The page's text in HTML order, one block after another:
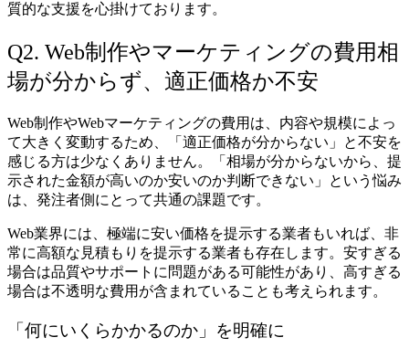
質的な支援を心掛けております。
Q2. Web制作やマーケティングの費用相
場が分からず、適正価格か不安
Web制作やWebマーケティングの費用は、内容や規模によっ
て大きく変動するため、「適正価格が分からない」と不安を
感じる方は少なくありません。「相場が分からないから、提
示された金額が高いのか安いのか判断できない」という悩み
は、発注者側にとって共通の課題です。
Web業界には、極端に安い価格を提示する業者もいれば、非
常に高額な見積もりを提示する業者も存在します。安すぎる
場合は品質やサポートに問題がある可能性があり、高すぎる
場合は不透明な費用が含まれていることも考えられます。
「何にいくらかかるのか」を明確に